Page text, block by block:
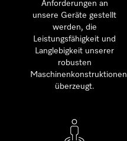
Anforderungen an
unsere Geräte gestellt
werden, die
Leistungsfähigkeit und
Langlebigkeit unserer
robusten
Maschinenkonstruktionen
überzeugt.